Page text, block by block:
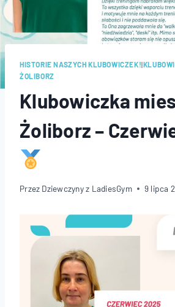
HISTORIE NASZYCH KLUBOWICZEK!|
ŻOLIBORZ
Klubowiczka
Żoliborz –
Przez Dziewczyny z LadiesGym 9 lipca